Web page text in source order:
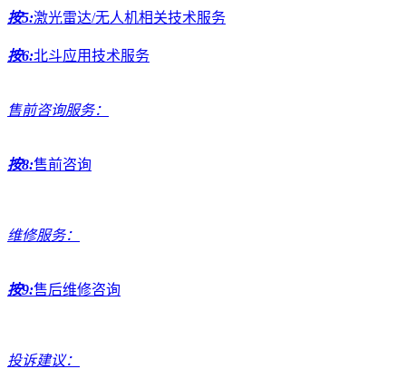
按5:激光雷达/无人机相关技术服务
按6:北斗应用技术服务
售前咨询服务：
按8:售前咨询
维修服务：
按9:售后维修咨询
投诉建议：